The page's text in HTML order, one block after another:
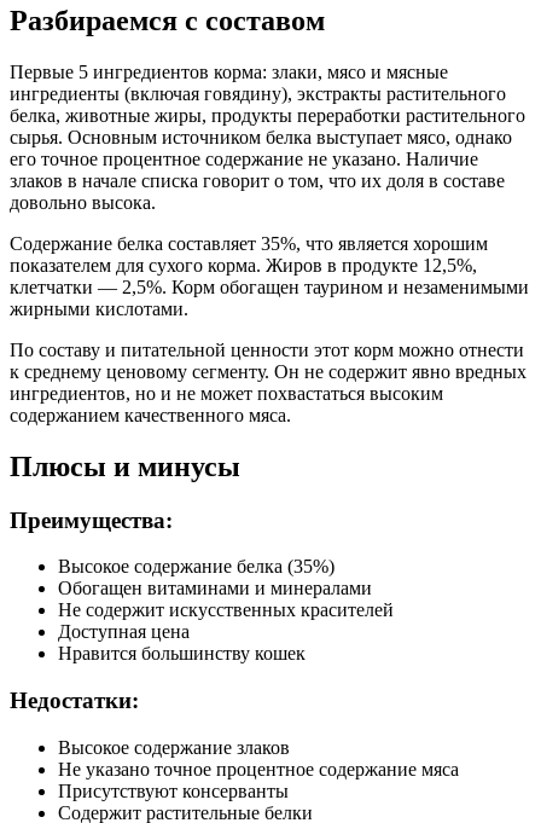
Дополнительные ингредиенты
таурин, незаменимые жирные кислоты, витамины А, D3, E,
железо, йод, медь, марганец, цинк, селен
Пищевая ценность
Белок (%)
35
Жир (%)
Клетчатка (%) 2.5
Зола (%)
7
Разбираемся с составом
Первые 5 ингредиентов корма: злаки, мясо и мясные
ингредиенты (включая говядину), экстракты растительного
белка, животные жиры, продукты переработки растительного
сырья. Основным источником белка выступает мясо, однако
его точное процентное содержание не указано. Наличие
злаков в начале списка говорит о том, что их доля в составе
довольно высока.
Содержание белка составляет 35%, что является хорошим
показателем для сухого корма. Жиров в продукте 12,5%,
клетчатки — 2,5%. Корм обогащен таурином и незаменимыми
жирными кислотами.
По составу и питательной ценности этот корм можно отнести
к среднему ценовому сегменту. Он не содержит явно вредных
ингредиентов, но и не может похвастаться высоким
содержанием качественного мяса.
Плюсы и минусы
Преимущества:
Высокое содержание белка (35%)
Обогащен витаминами и минералами
Не содержит искусственных красителей
Доступная цена
Нравится большинству кошек
Недостатки:
Высокое содержание злаков
Не указано точное процентное содержание мяса
Присутствуют консерванты
Содержит растительные белки